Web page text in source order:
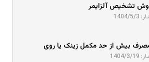
تشخیص آلزایمر
5/3
بیش از حد مکمل زینک یا روی
3/19